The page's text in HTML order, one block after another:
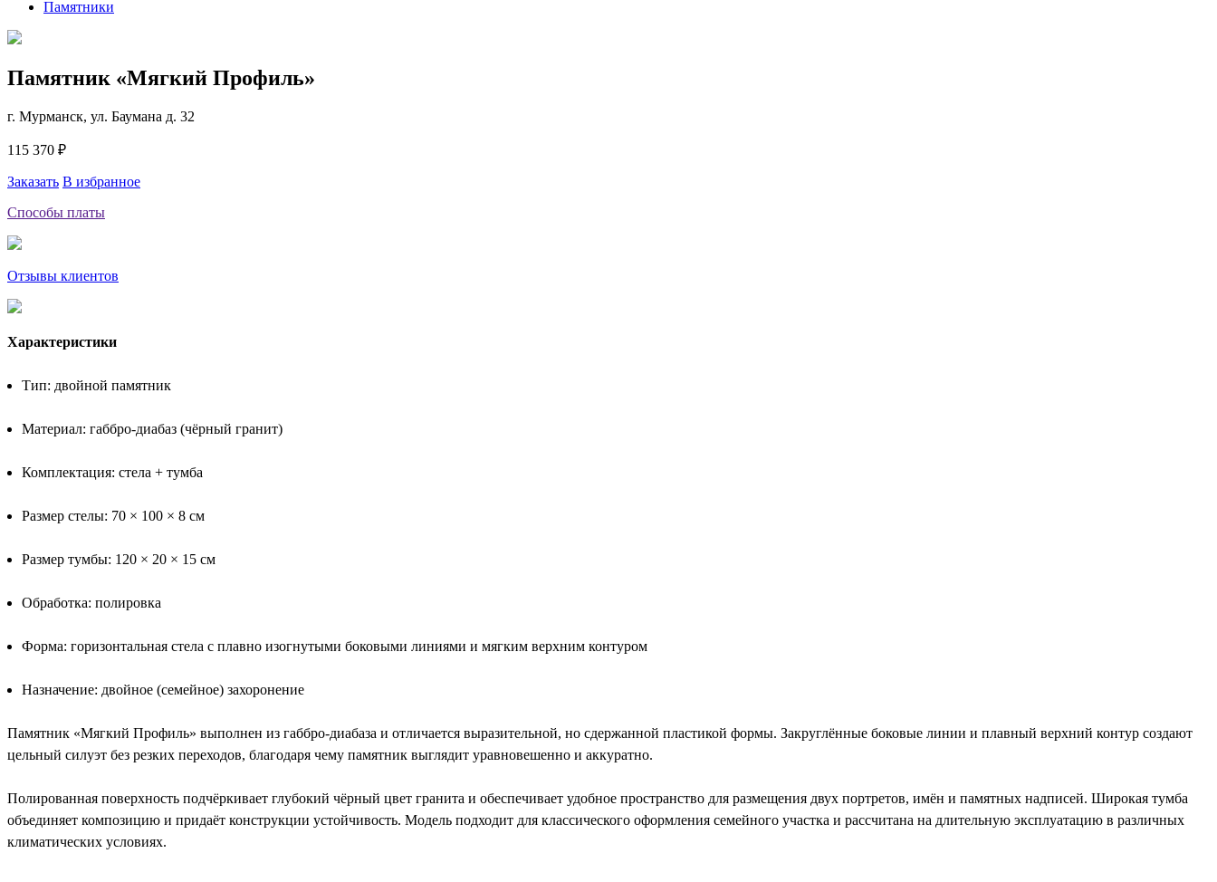
Памятники
Памятник «Мягкий Профиль»
г. Мурманск, ул. Баумана д. 32
115 370 ₽
Заказать В избранное
Способы платы
Отзывы клиентов
Характеристики
Тип: двойной памятник
Материал: габбро-диабаз (чёрный гранит)
Комплектация: стела + тумба
Размер стелы: 70 × 100 × 8 см
Размер тумбы: 120 × 20 × 15 см
Обработка: полировка
Форма: горизонтальная стела с плавно изогнутыми боковыми линиями и мягким верхним контуром
Назначение: двойное (семейное) захоронение
Памятник «Мягкий Профиль» выполнен из габбро-диабаза и отличается выразительной, но сдержанной пластикой формы. Закруглённые боковые линии и плавный верхний контур создают
цельный силуэт без резких переходов, благодаря чему памятник выглядит уравновешенно и аккуратно.
Полированная поверхность подчёркивает глубокий чёрный цвет гранита и обеспечивает удобное пространство для размещения двух портретов, имён и памятных надписей. Широкая тумба
объединяет композицию и придаёт конструкции устойчивость. Модель подходит для классического оформления семейного участка и рассчитана на длительную эксплуатацию в различных
климатических условиях.